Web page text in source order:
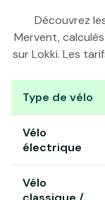
Découvrez
Mervent,
sur Lokki. Les
Type de vélo
Vélo
électrique
Vélo